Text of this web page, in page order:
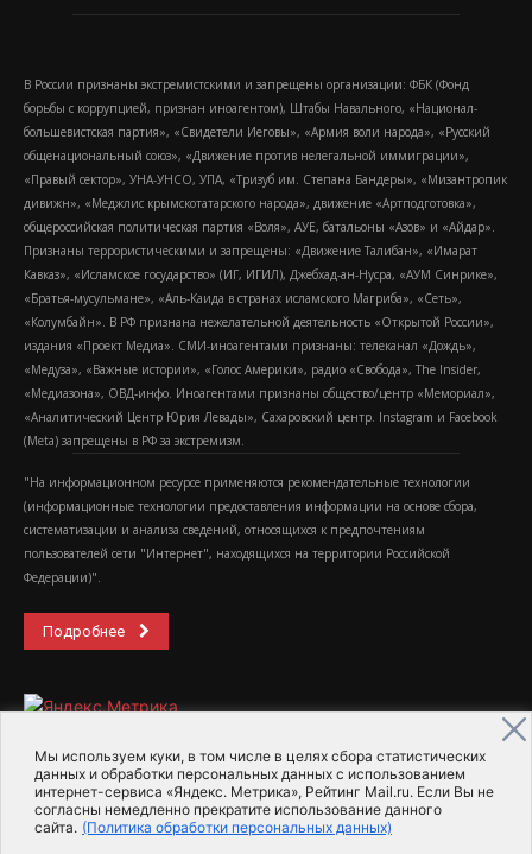
Мы используем куки, в том числе в целях сбора статистических
данных и обработки персональных данных с использованием
интернет-сервиса «Яндекс. Метрика», Рейтинг Mail.ru. Если Вы не
согласны немедленно прекратите использование данного
сайта. (Политика обработки персональных данных)
В России признаны экстремистскими и запрещены организации: ФБК (Фонд
борьбы с коррупцией, признан иноагентом), Штабы Навального, «Национал-
большевистская партия», «Свидетели Иеговы», «Армия воли народа», «Русский
общенациональный союз», «Движение против нелегальной иммиграции»,
«Правый сектор», УНА-УНСО, УПА, «Тризуб им. Степана Бандеры», «Мизантропик
дивижн», «Меджлис крымскотатарского народа», движение «Артподготовка»,
общероссийская политическая партия «Воля», АУЕ, батальоны «Азов» и «Айдар».
Признаны террористическими и запрещены: «Движение Талибан», «Имарат
Кавказ», «Исламское государство» (ИГ, ИГИЛ), Джебхад-ан-Нусра, «АУМ Синрике»,
«Братья-мусульмане», «Аль-Каида в странах исламского Магриба», «Сеть»,
«Колумбайн». В РФ признана нежелательной деятельность «Открытой России»,
издания «Проект Медиа». СМИ-иноагентами признаны: телеканал «Дождь»,
«Медуза», «Важные истории», «Голос Америки», радио «Свобода», The Insider,
«Медиазона», ОВД-инфо. Иноагентами признаны общество/центр «Мемориал»,
«Аналитический Центр Юрия Левады», Сахаровский центр. Instagram и Facebook
(Metа) запрещены в РФ за экстремизм.
"На информационном ресурсе применяются рекомендательные технологии
(информационные технологии предоставления информации на основе сбора,
систематизации и анализа сведений, относящихся к предпочтениям
пользователей сети "Интернет", находящихся на территории Российской
Федерации)".
Подробнее
2015-2026- Информационное агентство МедиаПоток